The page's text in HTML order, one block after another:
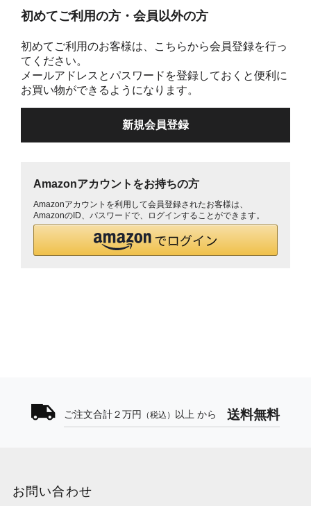
初めてご利用の方・会員以外の方
初めてご利用のお客様は、こちらから会員登録を行っ
てください。
メールアドレスとパスワードを登録しておくと便利に
お買い物ができるようになります。
Amazonアカウントをお持ちの方
Amazonアカウントを利用して会員登録されたお客様は、
AmazonのID、パスワードで、ログインすることができます。
ご注文合計２万円 （税込） 以上 から 送料無料
お問い合わせ